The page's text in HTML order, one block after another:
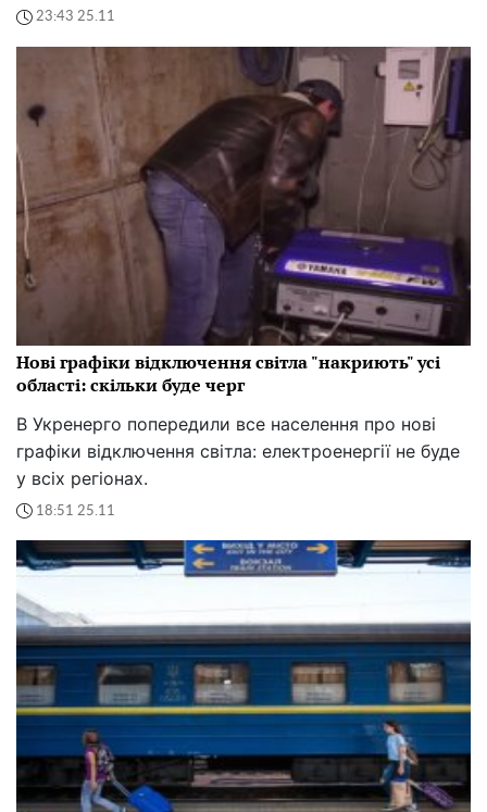
23:43 25.11
Нові графіки відключення світла "накриють" усі
області: скільки буде черг
В Укренерго попередили все населення про нові
графіки відключення світла: електроенергії не буде
у всіх регіонах.
18:51 25.11